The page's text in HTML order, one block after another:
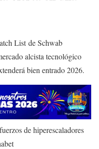
List de Schwab
alcista tecnológico
bien entrado 2026.
de hiperescaladores